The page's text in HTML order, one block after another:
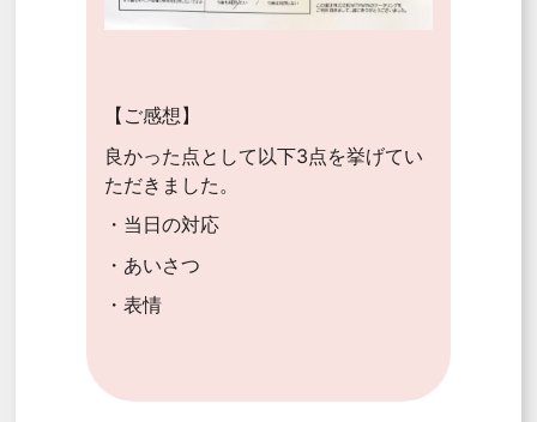
【ご感想】
良かった点として以下3点を挙げてい
ただきました。
・当日の対応
・あいさつ
・表情